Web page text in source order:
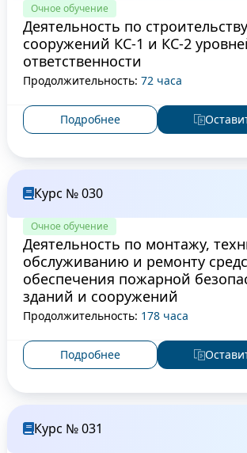
Очное обучение
Деятельность по
сооружений КС-1 и КС-2
ответственности
Продолжительность: 72 часа
Подробнее
Курс № 030
Очное обучение
Деятельность по монтажу,
обслуживанию и ремонту
обеспечения пожарной
зданий и сооружений
Продолжительность: 178 часа
Подробнее
Курс № 031